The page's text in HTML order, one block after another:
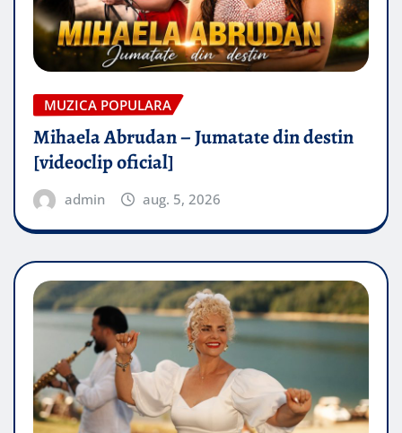
MUZICA POPULARA
Mihaela Abrudan – Jumatate din destin
[videoclip oficial]
admin aug. 5, 2026